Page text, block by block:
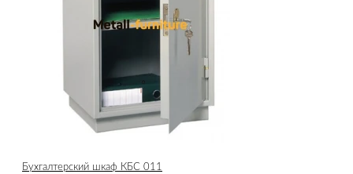
Бухгалтерский шкаф КБС 011